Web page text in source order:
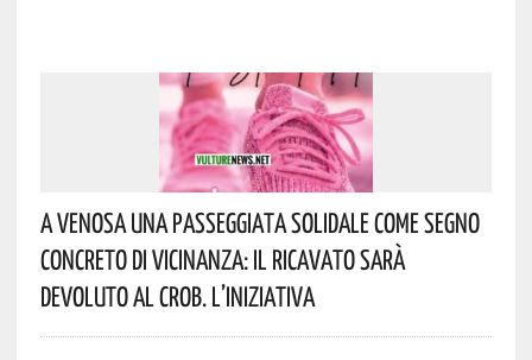
A Venosa Una Passeggiata Solidale Come Segno
Concreto Di Vicinanza: Il Ricavato Sarà
Devoluto Al CROB. L’iniziativa